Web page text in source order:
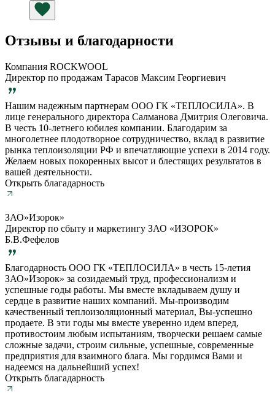
InVent
60
1200х600х40
(белый
стеклохолст)
Отзывы и благодарности
Компания ROCKWOOL
Директор по продажам Тарасов Максим Георгиевич
Нашим надежным партнерам ООО ГК «ТЕПЛОСИЛА». В
лице генерального директора Салманова Дмитрия Олеговича.
В честь 10-летнего юбилея компании. Благодарим за
многолетнее плодотворное сотрудничество, вклад в развитие
рынка теплоизоляции РФ и впечатляющие успехи в 2014 году.
Желаем новых покоренных высот и блестящих результатов в
вашей деятельности.
Открыть благадарность
ЗАО»Изорок»
Директор по сбыту и маркетингу ЗАО «ИЗОРОК»
Б.В.Фефелов
Благодарность ООО ГК «ТЕПЛОСИЛА» в честь 15-летия
ЗАО»Изорок» за созидаемый труд, профессионализм и
успешные годы работы. Мы вместе вкладываем душу и
сердце в развитие наших компаний. Мы-производим
качественный теплоизоляционный материал, Вы-успешно
продаете. В эти годы мы вместе уверенно идем вперед,
противостоим любым испытаниям, творчески решаем самые
сложные задачи, строим сильные, успешные, современные
предприятия для взаимного блага. Мы гордимся Вами и
надеемся на дальнейший успех!
Открыть благадарность